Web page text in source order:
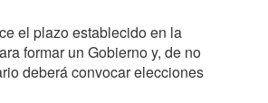
el plazo establecido en la
formar un Gobierno y, de no
deberá convocar elecciones